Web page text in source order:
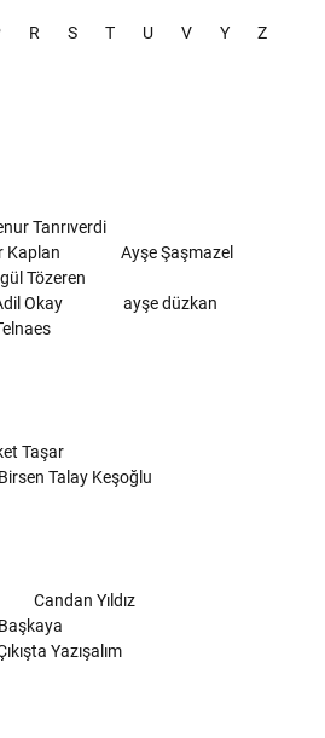
R S T U V Y Z
Tanrıverdi
Kaplan
Ayşe Şaşmazel
Tözeren
Okay
ayşe düzkan
Taşar
Birsen Talay Keşoğlu
Candan Yıldız
Yazışalım